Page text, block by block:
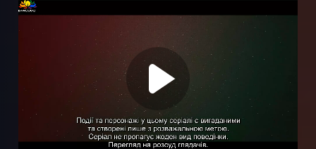
Серія 5
Серія 6
Серія 7
Серія 8